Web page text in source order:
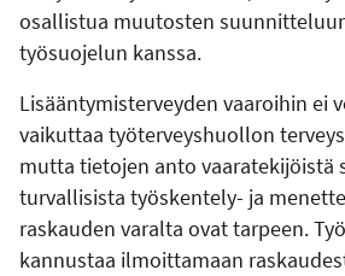
osallistua muutosten
työsuojelun kanssa.
Lisääntymisterveyden vaaroihin ei
vaikuttaa työterveyshuollon
mutta tietojen anto vaaratekijöistä
turvallisista työskentely- ja
raskauden varalta ovat tarpeen.
kannustaa ilmoittamaan